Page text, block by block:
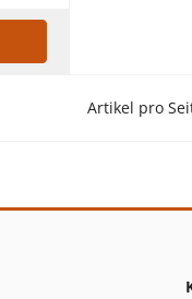
Artikel pro